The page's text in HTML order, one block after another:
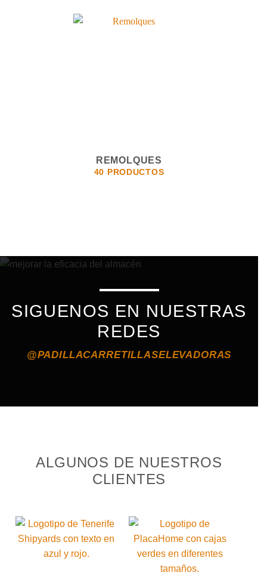
REMOLQUES
40 PRODUCTOS
SIGUENOS EN NUESTRAS
REDES
@PADILLACARRETILLASELEVADORAS
ALGUNOS DE NUESTROS
CLIENTES